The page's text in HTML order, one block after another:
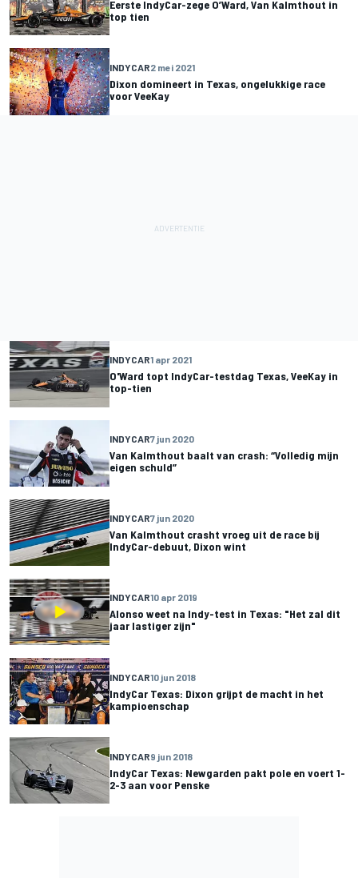
Eerste IndyCar-zege O’Ward, Van Kalmthout in
top tien
INDYCAR2 mei 2021
Dixon domineert in Texas, ongelukkige race
voor VeeKay
INDYCAR1 apr 2021
O'Ward topt IndyCar-testdag Texas, VeeKay in
top-tien
INDYCAR7 jun 2020
Van Kalmthout baalt van crash: “Volledig mijn
eigen schuld”
INDYCAR7 jun 2020
Van Kalmthout crasht vroeg uit de race bij
IndyCar-debuut, Dixon wint
INDYCAR10 apr 2019
Alonso weet na Indy-test in Texas: "Het zal dit
jaar lastiger zijn"
INDYCAR10 jun 2018
IndyCar Texas: Dixon grijpt de macht in het
kampioenschap
INDYCAR9 jun 2018
IndyCar Texas: Newgarden pakt pole en voert 1-
2-3 aan voor Penske